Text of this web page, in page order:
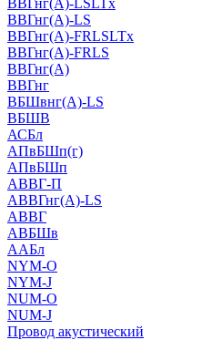
ВВГнг(А)-LSLTx
ВВГнг(А)-LS
ВВГнг(А)-FRLSLTx
ВВГнг(А)-FRLS
ВВГнг(А)
ВВГнг
ВБШвнг(А)-LS
ВБШВ
АСБл
АПвБШп(г)
АПвБШп
АВВГ-П
АВВГнг(А)-LS
АВВГ
АВБШв
ААБл
NYM-O
NYM-J
NUM-О
NUM-J
Провод акустический